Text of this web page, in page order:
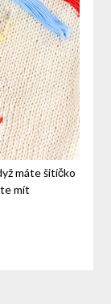
máte šitíčko
mít